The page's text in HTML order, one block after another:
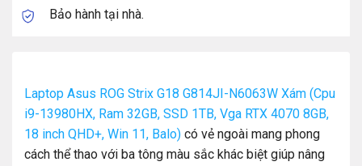
Bảo hành tại nhà.
Laptop Asus ROG Strix G18 G814JI-N6063W Xám (Cpu
i9-13980HX, Ram 32GB, SSD 1TB, Vga RTX 4070 8GB,
18 inch QHD+, Win 11, Balo) có vẻ ngoài mang phong
cách thể thao với ba tông màu sắc khác biệt giúp nâng